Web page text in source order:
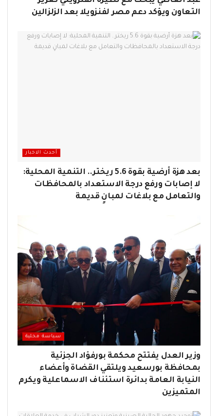
التعاون ويؤكد دعم مصر لفنزويلا بعد الزلزالين
أحدث الاخبار
بعد هزة أرضية بقوة 5.6 ريختر.. التنمية المحلية:
لا إصابات ورفع درجة الاستعداد بالمحافظات
والتعامل مع بلاغات لمبانٍ قديمة
سياسة محلية
وزير العدل يفتتح محكمة بورفؤاد الجزئية
بمحافظة بورسعيد ويلتقي القضاة وأعضاء
النيابة العامة بدائرة استئناف الاسماعلية ويكرم
المتميزين